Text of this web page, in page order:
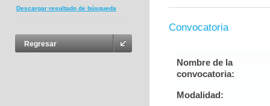
Descargar resultado de búsqueda
Regresar
Convocatoria
Nombre de la
convocatoria:
Modalidad: